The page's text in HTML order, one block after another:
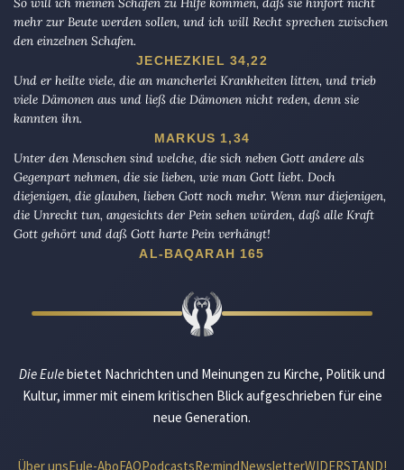
mehr zur Beute werden sollen, und ich will Recht sprechen zwischen
den einzelnen Schafen.
JECHEZKIEL 34,22
Und er heilte viele, die an mancherlei Krankheiten litten, und trieb
viele Dämonen aus und ließ die Dämonen nicht reden, denn sie
kannten ihn.
MARKUS 1,34
Unter den Menschen sind welche, die sich neben Gott andere als
Gegenpart nehmen, die sie lieben, wie man Gott liebt. Doch
diejenigen, die glauben, lieben Gott noch mehr. Wenn nur diejenigen,
die Unrecht tun, angesichts der Pein sehen würden, daß alle Kraft
Gott gehört und daß Gott harte Pein verhängt!
AL-BAQARAH 165
Die Eulebietet Nachrichten und Meinungen zu Kirche, Politik und
Kultur, immer mit einem kritischen Blick aufgeschrieben für eine
neue Generation.
Über unsEule-AboFAQPodcastsRe:mindNewsletterWIDERSTAND!